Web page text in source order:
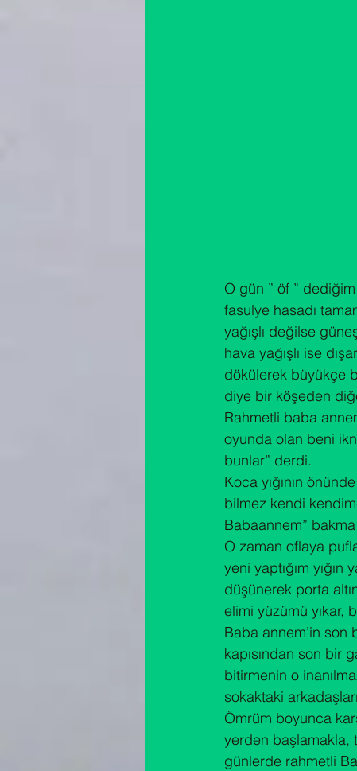
O gün ” öf ”
fasulye hasadı
yağışlı değilse
hava yağışlı ise
dökülerek büyükçe
diye bir köşeden
Rahmetli baba
oyunda olan beni
bunlar” derdi.
Koca yığının
bilmez kendi
Babaannem”
O zaman oflaya
yeni yaptığım
düşünerek porta
elimi yüzümü yıkar,
Baba annem’in son
kapısından son bir
bitirmenin o
sokaktaki
Ömrüm boyunca
yerden başlamakla,
günlerde rahmetli